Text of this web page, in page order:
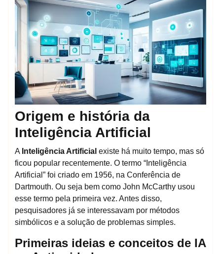
Origem e história da
Inteligência Artificial
A Inteligência Artificial existe há muito tempo, mas só
ficou popular recentemente. O termo “Inteligência
Artificial” foi criado em 1956, na Conferência de
Dartmouth. Ou seja bem como John McCarthy usou
esse termo pela primeira vez. Antes disso,
pesquisadores já se interessavam por métodos
simbólicos e a solução de problemas simples.
Primeiras ideias e conceitos de IA